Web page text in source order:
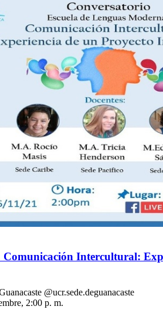
Comunicación Intercultural:
@ucr.sede.deguanacaste
2:00 p. m.